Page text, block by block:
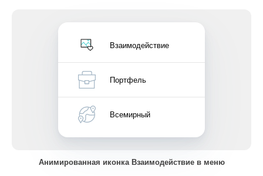
Взаимодействие
Портфель
Всемирный
Анимированная иконка Взаимодействие в меню